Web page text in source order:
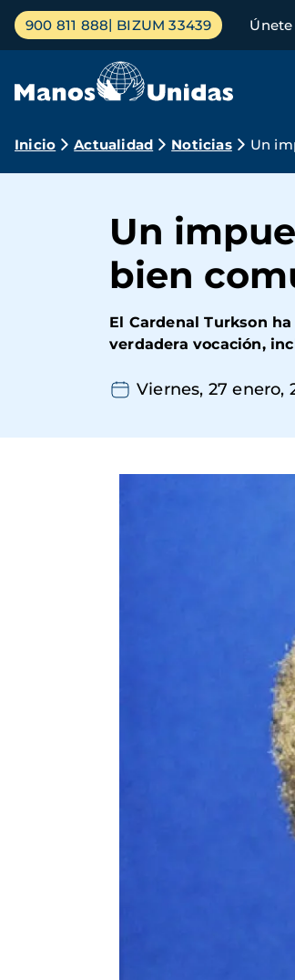
Pasar
contenido
Menú
principal
900 811 888 BIZUM 33439
Ruta
navegación
Inicio Actualidad Noticias Un
Un
bien
El Cardenal Turkson
verdadera vocación,
Viernes, 27 enero,